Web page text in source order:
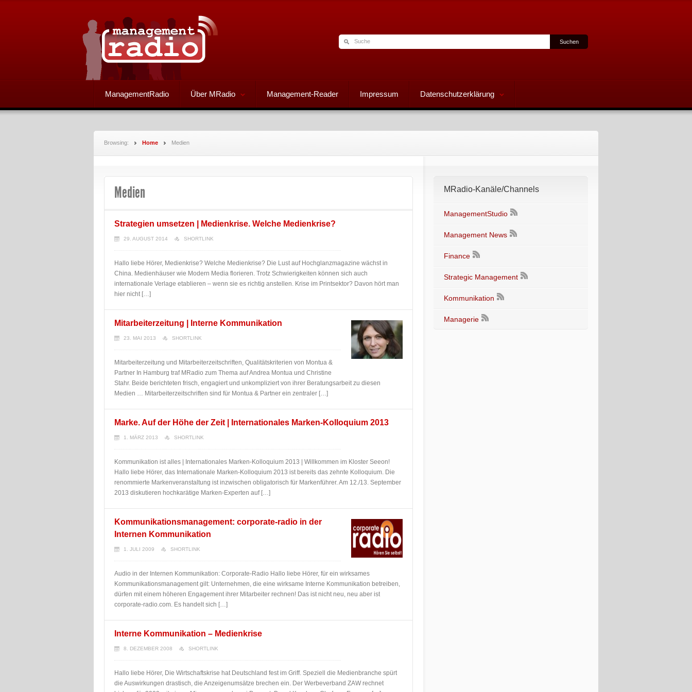
ManagementRadio Über MRadio Management-Reader Impressum Datenschutzerklärung
Browsing: Home Medien
Medien
Strategien umsetzen | Medienkrise. Welche Medienkrise?
29. AUGUST 2014 SHORTLINK
Hallo liebe Hörer, Medienkrise? Welche Medienkrise? Die Lust auf Hochglanzmagazine wächst in
China. Medienhäuser wie Modern Media florieren. Trotz Schwierigkeiten können sich auch
internationale Verlage etablieren – wenn sie es richtig anstellen. Krise im Printsektor? Davon hört man
hier nicht […]
Mitarbeiterzeitung | Interne Kommunikation
23. MAI 2013 SHORTLINK
Mitarbeiterzeitung und Mitarbeiterzeitschriften, Qualitätskriterien von Montua &
Partner In Hamburg traf MRadio zum Thema auf Andrea Montua und Christine
Stahr. Beide berichteten frisch, engagiert und unkompliziert von ihrer Beratungsarbeit zu diesen
Medien … Mitarbeiterzeitschriften sind für Montua & Partner ein zentraler […]
Marke. Auf der Höhe der Zeit | Internationales Marken-Kolloquium 2013
1. MÄRZ 2013 SHORTLINK
Kommunikation ist alles | Internationales Marken-Kolloquium 2013 | Willkommen im Kloster Seeon!
Hallo liebe Hörer, das Internationale Marken-Kolloquium 2013 ist bereits das zehnte Kolloquium. Die
renommierte Markenveranstaltung ist inzwischen obligatorisch für Markenführer. Am 12./13. September
2013 diskutieren hochkarätige Marken-Experten auf […]
Kommunikationsmanagement: corporate-radio in der
Internen Kommunikation
1. JULI 2009 SHORTLINK
Audio in der Internen Kommunikation: Corporate-Radio Hallo liebe Hörer, für ein wirksames
Kommunikationsmanagement gilt: Unternehmen, die eine wirksame Interne Kommunikation betreiben,
dürfen mit einem höheren Engagement ihrer Mitarbeiter rechnen! Das ist nicht neu, neu aber ist
corporate-radio.com. Es handelt sich […]
Interne Kommunikation – Medienkrise
8. DEZEMBER 2008 SHORTLINK
Hallo liebe Hörer, Die Wirtschaftskrise hat Deutschland fest im Griff. Speziell die Medienbranche spürt
die Auswirkungen drastisch, die Anzeigenumsätze brechen ein. Der Werbeverband ZAW rechnet
MRadio-Kanäle/Channels
ManagementStudio
Management News
Finance
Strategic Management
Kommunikation
Managerie